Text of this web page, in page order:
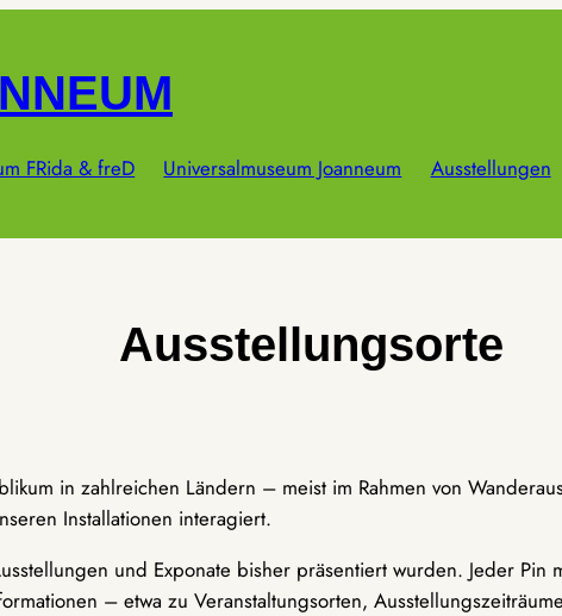
FRida & freD Universalmuseum Joanneum Ausstellungen
Ausstellungsorte
in zahlreichen Ländern – meist im Rahmen von
Installationen interagiert.
und Exponate bisher präsentiert wurden. Jeder
– etwa zu Veranstaltungsorten,